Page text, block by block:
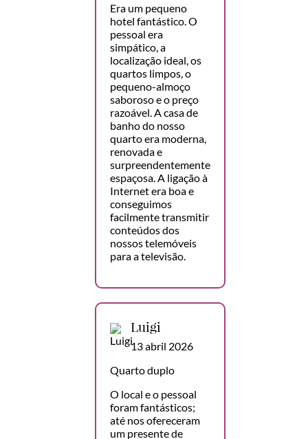
Era um pequeno
hotel fantástico. O
pessoal era
simpático, a
localização ideal, os
quartos limpos, o
pequeno-almoço
saboroso e o preço
razoável. A casa de
banho do nosso
quarto era moderna,
renovada e
surpreendentemente
espaçosa. A ligação à
Internet era boa e
conseguimos
facilmente transmitir
conteúdos dos
nossos telemóveis
para a televisão.
Luigi
13 abril 2026
Quarto duplo
O local e o pessoal
foram fantásticos;
até nos ofereceram
um presente de